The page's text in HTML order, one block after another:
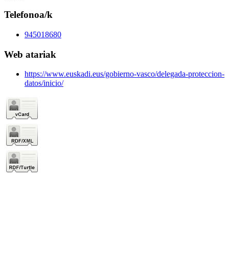
Telefonoa/k
945018680
Web atariak
https://www.euskadi.eus/gobierno-vasco/delegada-proteccion-
datos/inicio/